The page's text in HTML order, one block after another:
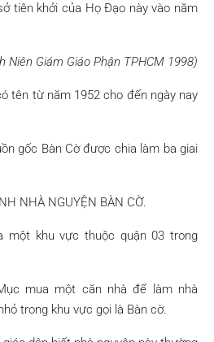
tiên khởi của Họ Đạo này vào năm
Niên Giám Giáo Phận TPHCM 1998)
tên từ năm 1952 cho đến ngày nay
gốc Bàn Cờ được chia làm ba giai
NHÀ NGUYỆN BÀN CỜ.
một khu vực thuộc quận 03 trong
mua một căn nhà để làm nhà
trong khu vực gọi là Bàn cờ.